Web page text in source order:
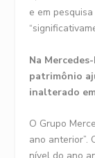
e em
Na
patrimônio
inalterado
O Grupo
ano anterior”.